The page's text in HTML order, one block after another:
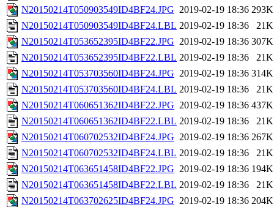
N20150214T050903549ID4BF24.JPG 2019-02-19 18:36 293K
N20150214T050903549ID4BF24.LBL 2019-02-19 18:36
21K
N20150214T053652395ID4BF22.JPG 2019-02-19 18:36 307K
N20150214T053652395ID4BF22.LBL 2019-02-19 18:36
21K
N20150214T053703560ID4BF24.JPG 2019-02-19 18:36 314K
N20150214T053703560ID4BF24.LBL 2019-02-19 18:36
21K
N20150214T060651362ID4BF22.JPG 2019-02-19 18:36 437K
N20150214T060651362ID4BF22.LBL 2019-02-19 18:36
21K
N20150214T060702532ID4BF24.JPG 2019-02-19 18:36 267K
N20150214T060702532ID4BF24.LBL 2019-02-19 18:36
21K
N20150214T063651458ID4BF22.JPG 2019-02-19 18:36 194K
N20150214T063651458ID4BF22.LBL 2019-02-19 18:36
21K
N20150214T063702625ID4BF24.JPG 2019-02-19 18:36 204K